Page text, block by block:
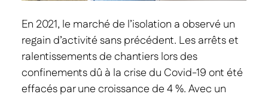
En 2021, le marché de l’isolation a observé un
regain d’activité sans précédent. Les arrêts et
ralentissements de chantiers lors des
confinements dû à la crise du Covid-19 ont été
effacés par une croissance de 4 %. Avec un